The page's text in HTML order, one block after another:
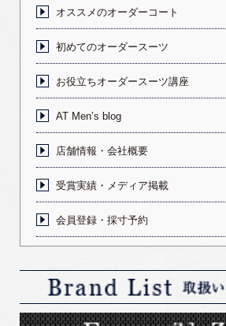
オススメのオーダーコート
初めてのオーダースーツ
お役立ちオーダースーツ講座
AT Men’s blog
店舗情報・会社概要
受賞実績・メディア掲載
会員登録・採寸予約